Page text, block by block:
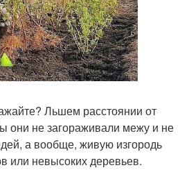
Льшем расстоянии от
они не загораживали межу и не
а вообще, живую изгородь
или невысоких деревьев.